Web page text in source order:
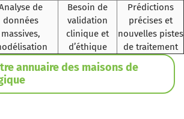
de
données
massives,
Besoin de
validation
clinique et
d’éthique
Prédictions
précises et
nouvelles pistes
de traitement
annuaire des maisons de